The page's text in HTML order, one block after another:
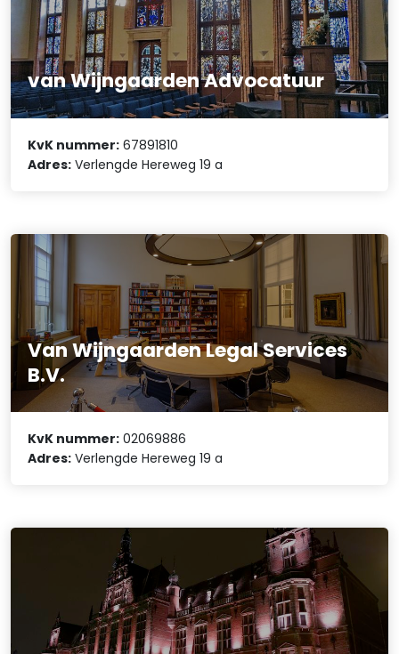
van Wijngaarden Advocatuur
KvK nummer: 67891810
Adres: Verlengde Hereweg 19 a
Van Wijngaarden Legal Services
B.V.
KvK nummer: 02069886
Adres: Verlengde Hereweg 19 a